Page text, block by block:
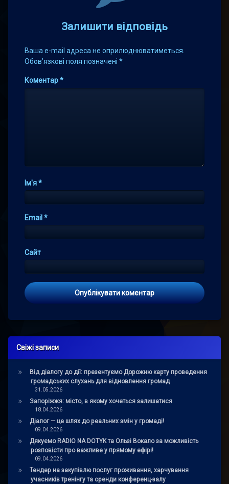
Залишити відповідь
Ваша e-mail адреса не оприлюднюватиметься.
Обов’язкові поля позначені *
Коментар*
Ім'я*
Email *
Сайт
Свіжі записи
Від діалогу до дії: презентуємо Дорожню карту проведення
громадських слухань для відновлення громад
31.05.2026
Запоріжжя: місто, в якому хочеться залишатися
18.04.2026
Діалог — це шлях до реальних змін у громаді!
09.04.2026
Дякуємо RADIO NA DOTYK та Ользі Вокало за можливість
розповісти про важливе у прямому ефірі!
09.04.2026
Тендер на закупівлю послуг проживання, харчування
учасників тренінгу та оренди конференц-залу